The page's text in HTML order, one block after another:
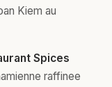
Kiem au
Spices
raffinee